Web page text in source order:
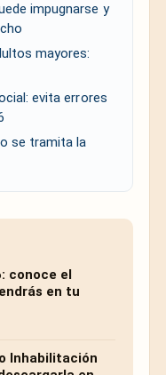
impugnarse y
mayores:
evita errores
se tramita la
conoce el
en tu
Inhabilitación